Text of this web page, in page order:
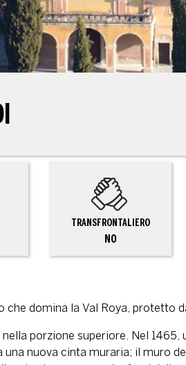
TRANSFRONTALIERO
NO
che domina la Val Roya, protetto
porzione superiore. Nel
nuova cinta muraria; il muro